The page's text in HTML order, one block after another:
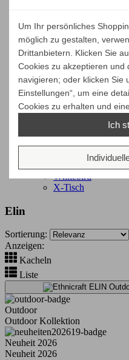
Sono
Stability
Stairs
Swivel
Tablett-Tisch
Tabwa
Torsion
Trestle
U Tisch
Whitebird
X-Tisch
Elin
Sortierung:
Anzeigen:
Kacheln
Liste
Outdoor
Outdoor Kollektion
Neuheit 2026
Neuheit 2026
Um Ihr persönliches
möglich zu gestalten,
Drittanbietern. Klicken Sie
Cookies zu akzeptieren und
navigieren; oder klicken Sie
Einstellungen“, um eine
Cookies zu erhalten und
Ich